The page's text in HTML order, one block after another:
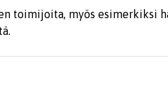
toimijoita, myös esimerkiksi